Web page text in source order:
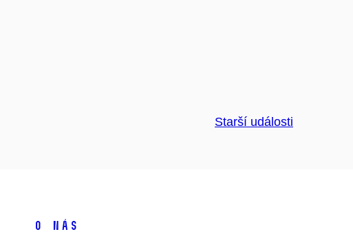
Starší události
O nás